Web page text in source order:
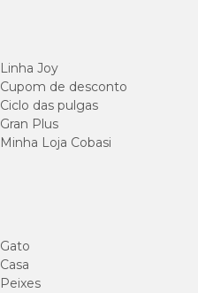
Linha Joy
Cupom de desconto
Ciclo das pulgas
Gran Plus
Minha Loja Cobasi
Gato
Casa
Peixes